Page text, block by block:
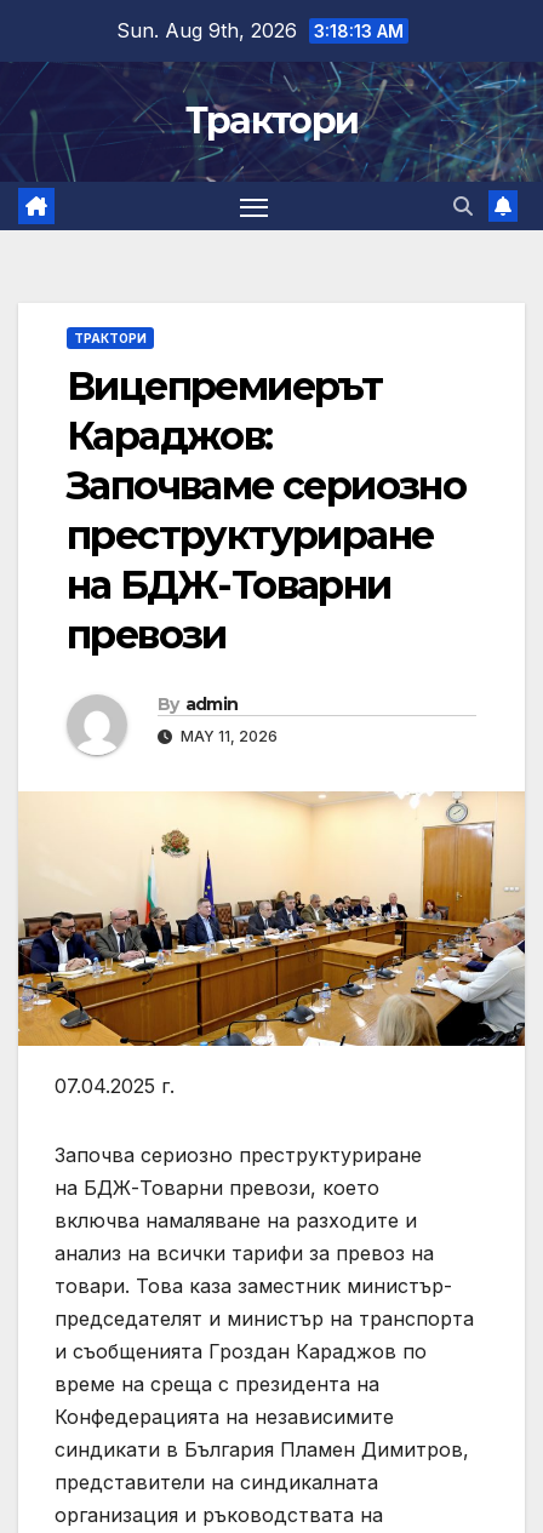
content
Sun. Aug 9th, 2026 3:18:13 AM
Трактори
ТРАКТОРИ
Вицепремиерът
Караджов:
Започваме сериозно
преструктуриране
на БДЖ-Товарни
превози
By admin
MAY 11, 2026
07.04.2025 г.
Започва сериозно преструктуриране
на БДЖ-Товарни превози, което
включва намаляване на разходите и
анализ на всички тарифи за превоз на
товари. Това каза заместник министър-
председателят и министър на транспорта
и съобщенията Гроздан Караджов по
време на среща с президента на
Конфедерацията на независимите
синдикати в България Пламен Димитров,
представители на синдикалната
организация и ръководствата на